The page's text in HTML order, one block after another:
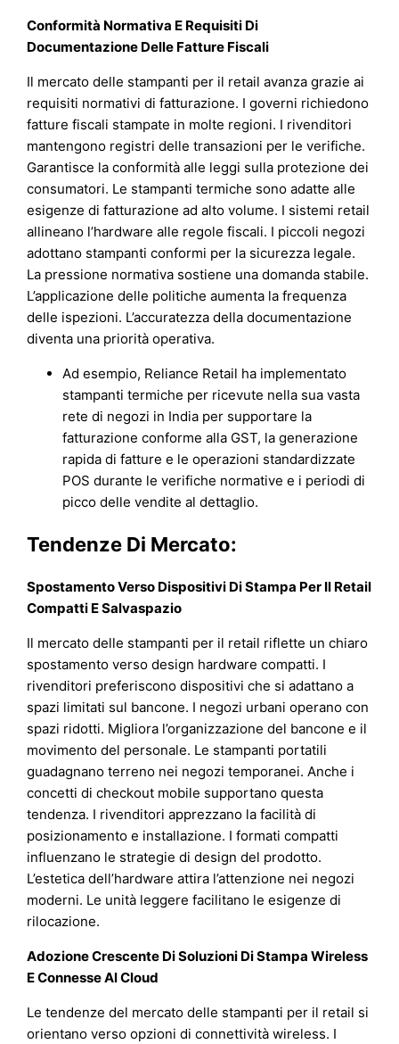
Conformità Normativa E Requisiti Di
Documentazione Delle Fatture Fiscali
Il mercato delle stampanti per il retail avanza grazie ai
requisiti normativi di fatturazione. I governi richiedono
fatture fiscali stampate in molte regioni. I rivenditori
mantengono registri delle transazioni per le verifiche.
Garantisce la conformità alle leggi sulla protezione dei
consumatori. Le stampanti termiche sono adatte alle
esigenze di fatturazione ad alto volume. I sistemi retail
allineano l’hardware alle regole fiscali. I piccoli negozi
adottano stampanti conformi per la sicurezza legale.
La pressione normativa sostiene una domanda stabile.
L’applicazione delle politiche aumenta la frequenza
delle ispezioni. L’accuratezza della documentazione
diventa una priorità operativa.
Ad esempio, Reliance Retail ha implementato
stampanti termiche per ricevute nella sua vasta
rete di negozi in India per supportare la
fatturazione conforme alla GST, la generazione
rapida di fatture e le operazioni standardizzate
POS durante le verifiche normative e i periodi di
picco delle vendite al dettaglio.
Tendenze Di Mercato:
Spostamento Verso Dispositivi Di Stampa Per Il Retail
Compatti E Salvaspazio
Il mercato delle stampanti per il retail riflette un chiaro
spostamento verso design hardware compatti. I
rivenditori preferiscono dispositivi che si adattano a
spazi limitati sul bancone. I negozi urbani operano con
spazi ridotti. Migliora l’organizzazione del bancone e il
movimento del personale. Le stampanti portatili
guadagnano terreno nei negozi temporanei. Anche i
concetti di checkout mobile supportano questa
tendenza. I rivenditori apprezzano la facilità di
posizionamento e installazione. I formati compatti
influenzano le strategie di design del prodotto.
L’estetica dell’hardware attira l’attenzione nei negozi
moderni. Le unità leggere facilitano le esigenze di
rilocazione.
Adozione Crescente Di Soluzioni Di Stampa Wireless
E Connesse Al Cloud
Le tendenze del mercato delle stampanti per il retail si
orientano verso opzioni di connettività wireless. I